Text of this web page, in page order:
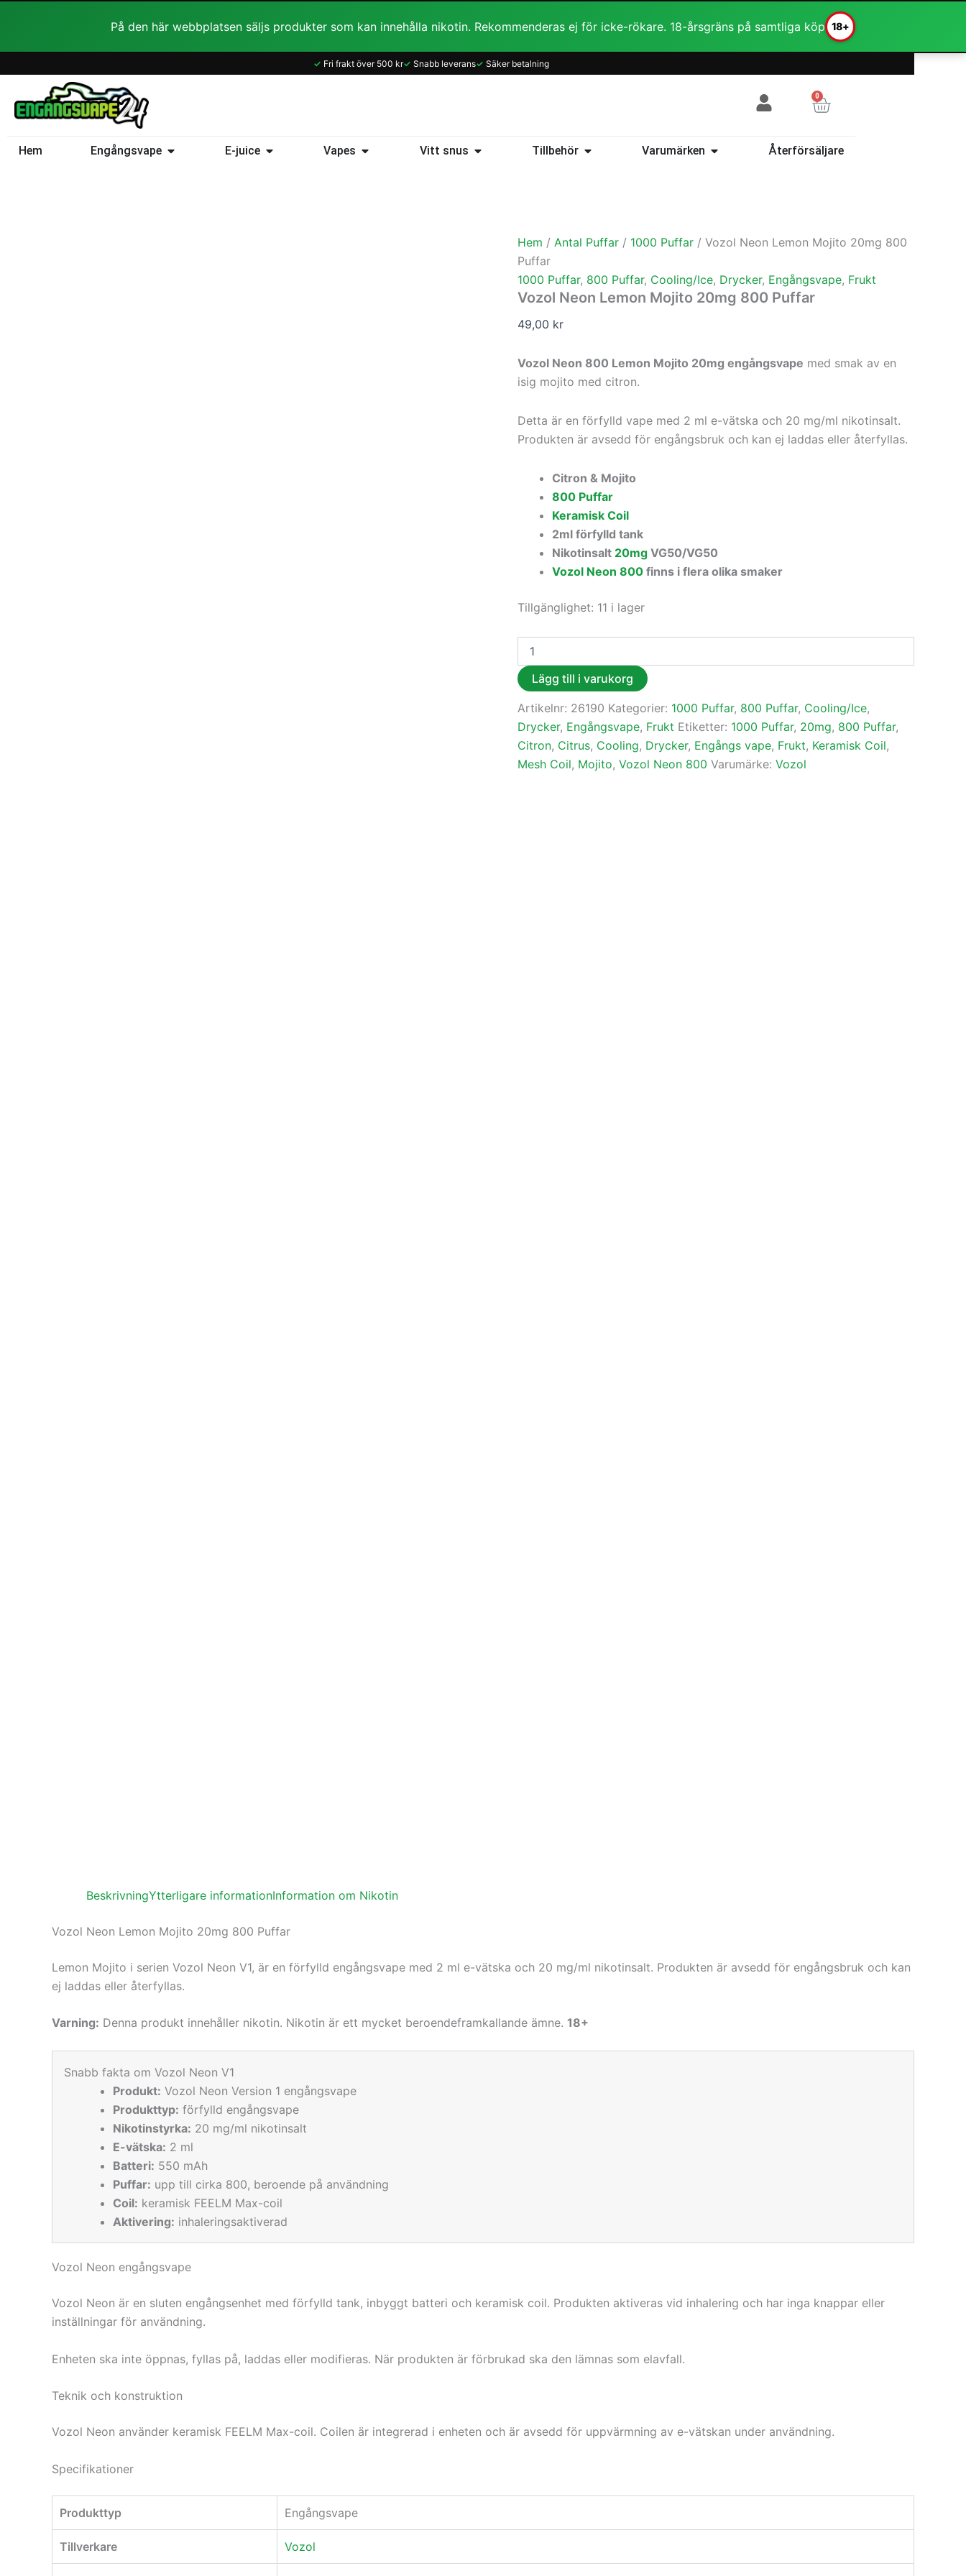
På den här webbplatsen säljs produkter som kan innehålla nikotin. Rekommenderas ej för icke-rökare. 18-årsgräns på samtliga köp 18+
✓ Fri frakt över 500 kr✓ Snabb leverans✓ Säker betalning
0
Varukorg
Hem Engångsvape Öppna Engångsvape
E-juice Öppna E-juiceVapes Öppna VapesVitt snus Öppna Vitt snusTillbehör Öppna TillbehörVarumärken Öppna VarumärkenÅterförsäljare
Hem / Antal Puffar / 1000 Puffar / Vozol Neon Lemon Mojito 20mg 800
Puffar
1000 Puffar, 800 Puffar, Cooling/Ice, Drycker, Engångsvape, Frukt
Vozol Neon Lemon Mojito 20mg 800 Puffar
49,00 kr
Vozol Neon 800 Lemon Mojito 20mg engångsvape med smak av en
isig mojito med citron.
Detta är en förfylld vape med 2 ml e-vätska och 20 mg/ml nikotinsalt.
Produkten är avsedd för engångsbruk och kan ej laddas eller återfyllas.
Citron & Mojito
800 Puffar
Keramisk Coil
2ml förfylld tank
Nikotinsalt 20mg VG50/VG50
Vozol Neon 800 finns i flera olika smaker
Tillgänglighet: 11 i lager
Vozol
Neon
Puffar
Lägg till i varukorg
Artikelnr: 26190 Kategorier: 1000 Puffar, 800 Puffar, Cooling/Ice,
Drycker, Engångsvape, Frukt Etiketter: 1000 Puffar, 20mg, 800 Puffar,
Citron, Citrus, Cooling, Drycker, Engångs vape, Frukt, Keramisk Coil,
Mesh Coil, Mojito, Vozol Neon 800 Varumärke: Vozol
BeskrivningYtterligare informationInformation om Nikotin
Vozol Neon Lemon Mojito 20mg 800 Puffar
Lemon Mojito i serien Vozol Neon V1, är en förfylld engångsvape med 2 ml e-vätska och 20 mg/ml nikotinsalt. Produkten är avsedd för engångsbruk och kan
ej laddas eller återfyllas.
Varning: Denna produkt innehåller nikotin. Nikotin är ett mycket beroendeframkallande ämne. 18+
Snabb fakta om Vozol Neon V1
Produkt: Vozol Neon Version 1 engångsvape
Produkttyp: förfylld engångsvape
Nikotinstyrka: 20 mg/ml nikotinsalt
E-vätska: 2 ml
Batteri: 550 mAh
Puffar: upp till cirka 800, beroende på användning
Coil: keramisk FEELM Max-coil
Aktivering: inhaleringsaktiverad
Vozol Neon engångsvape
Vozol Neon är en sluten engångsenhet med förfylld tank, inbyggt batteri och keramisk coil. Produkten aktiveras vid inhalering och har inga knappar eller
inställningar för användning.
Enheten ska inte öppnas, fyllas på, laddas eller modifieras. När produkten är förbrukad ska den lämnas som elavfall.
Teknik och konstruktion
Vozol Neon använder keramisk FEELM Max-coil. Coilen är integrerad i enheten och är avsedd för uppvärmning av e-vätskan under användning.
Specifikationer
Produkttyp Engångsvape
Tillverkare Vozol